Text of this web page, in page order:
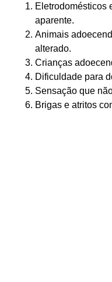
Eletrodomésticos
aparente.
Animais
alterado.
Crianças
Dificuldade para
Sensação que
Brigas e atritos